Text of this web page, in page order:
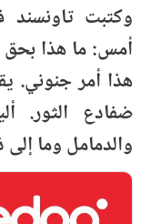
وكتبت
أمس: ما هذا بحق
هذا أمر جنوني.
ضفادع الثور.
والدمامل وما